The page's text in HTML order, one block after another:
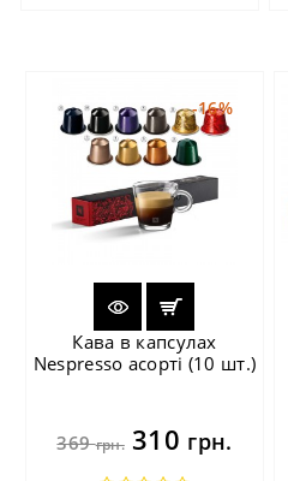
-16%
Кава в капсулах
Nespresso асорті (10 шт.)
369грн.310 грн.